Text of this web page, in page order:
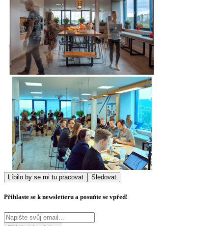
Líbilo by se mi tu pracovat Sledovat
Přihlaste se k newsletteru a posuňte se vpřed!